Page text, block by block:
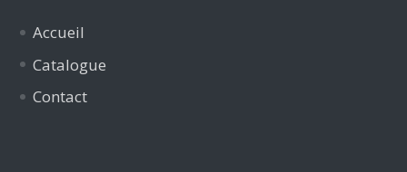
Accueil
Catalogue
Contact